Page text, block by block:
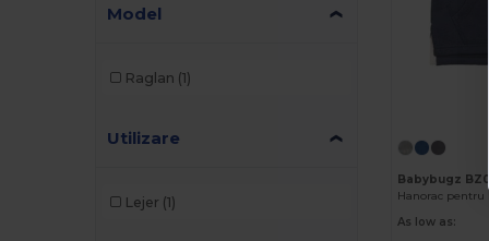
Model
Raglan (1)
Utilizare
Lejer (1)
Babybugz
As low as: